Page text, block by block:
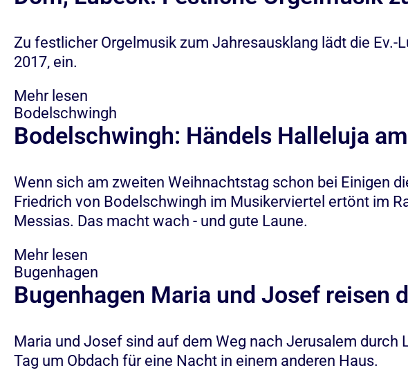
Zu festlicher Orgelmusik zum Jahresausklang lädt die
2017, ein.
Mehr lesen
Bodelschwingh
Bodelschwingh: Händels Halleluja
Wenn sich am zweiten Weihnachtstag schon bei Einigen
Friedrich von Bodelschwingh im Musikerviertel ertönt im
Messias. Das macht wach - und gute Laune.
Mehr lesen
Bugenhagen
Bugenhagen Maria und Josef reisen
Maria und Josef sind auf dem Weg nach Jerusalem
Tag um Obdach für eine Nacht in einem anderen Haus.